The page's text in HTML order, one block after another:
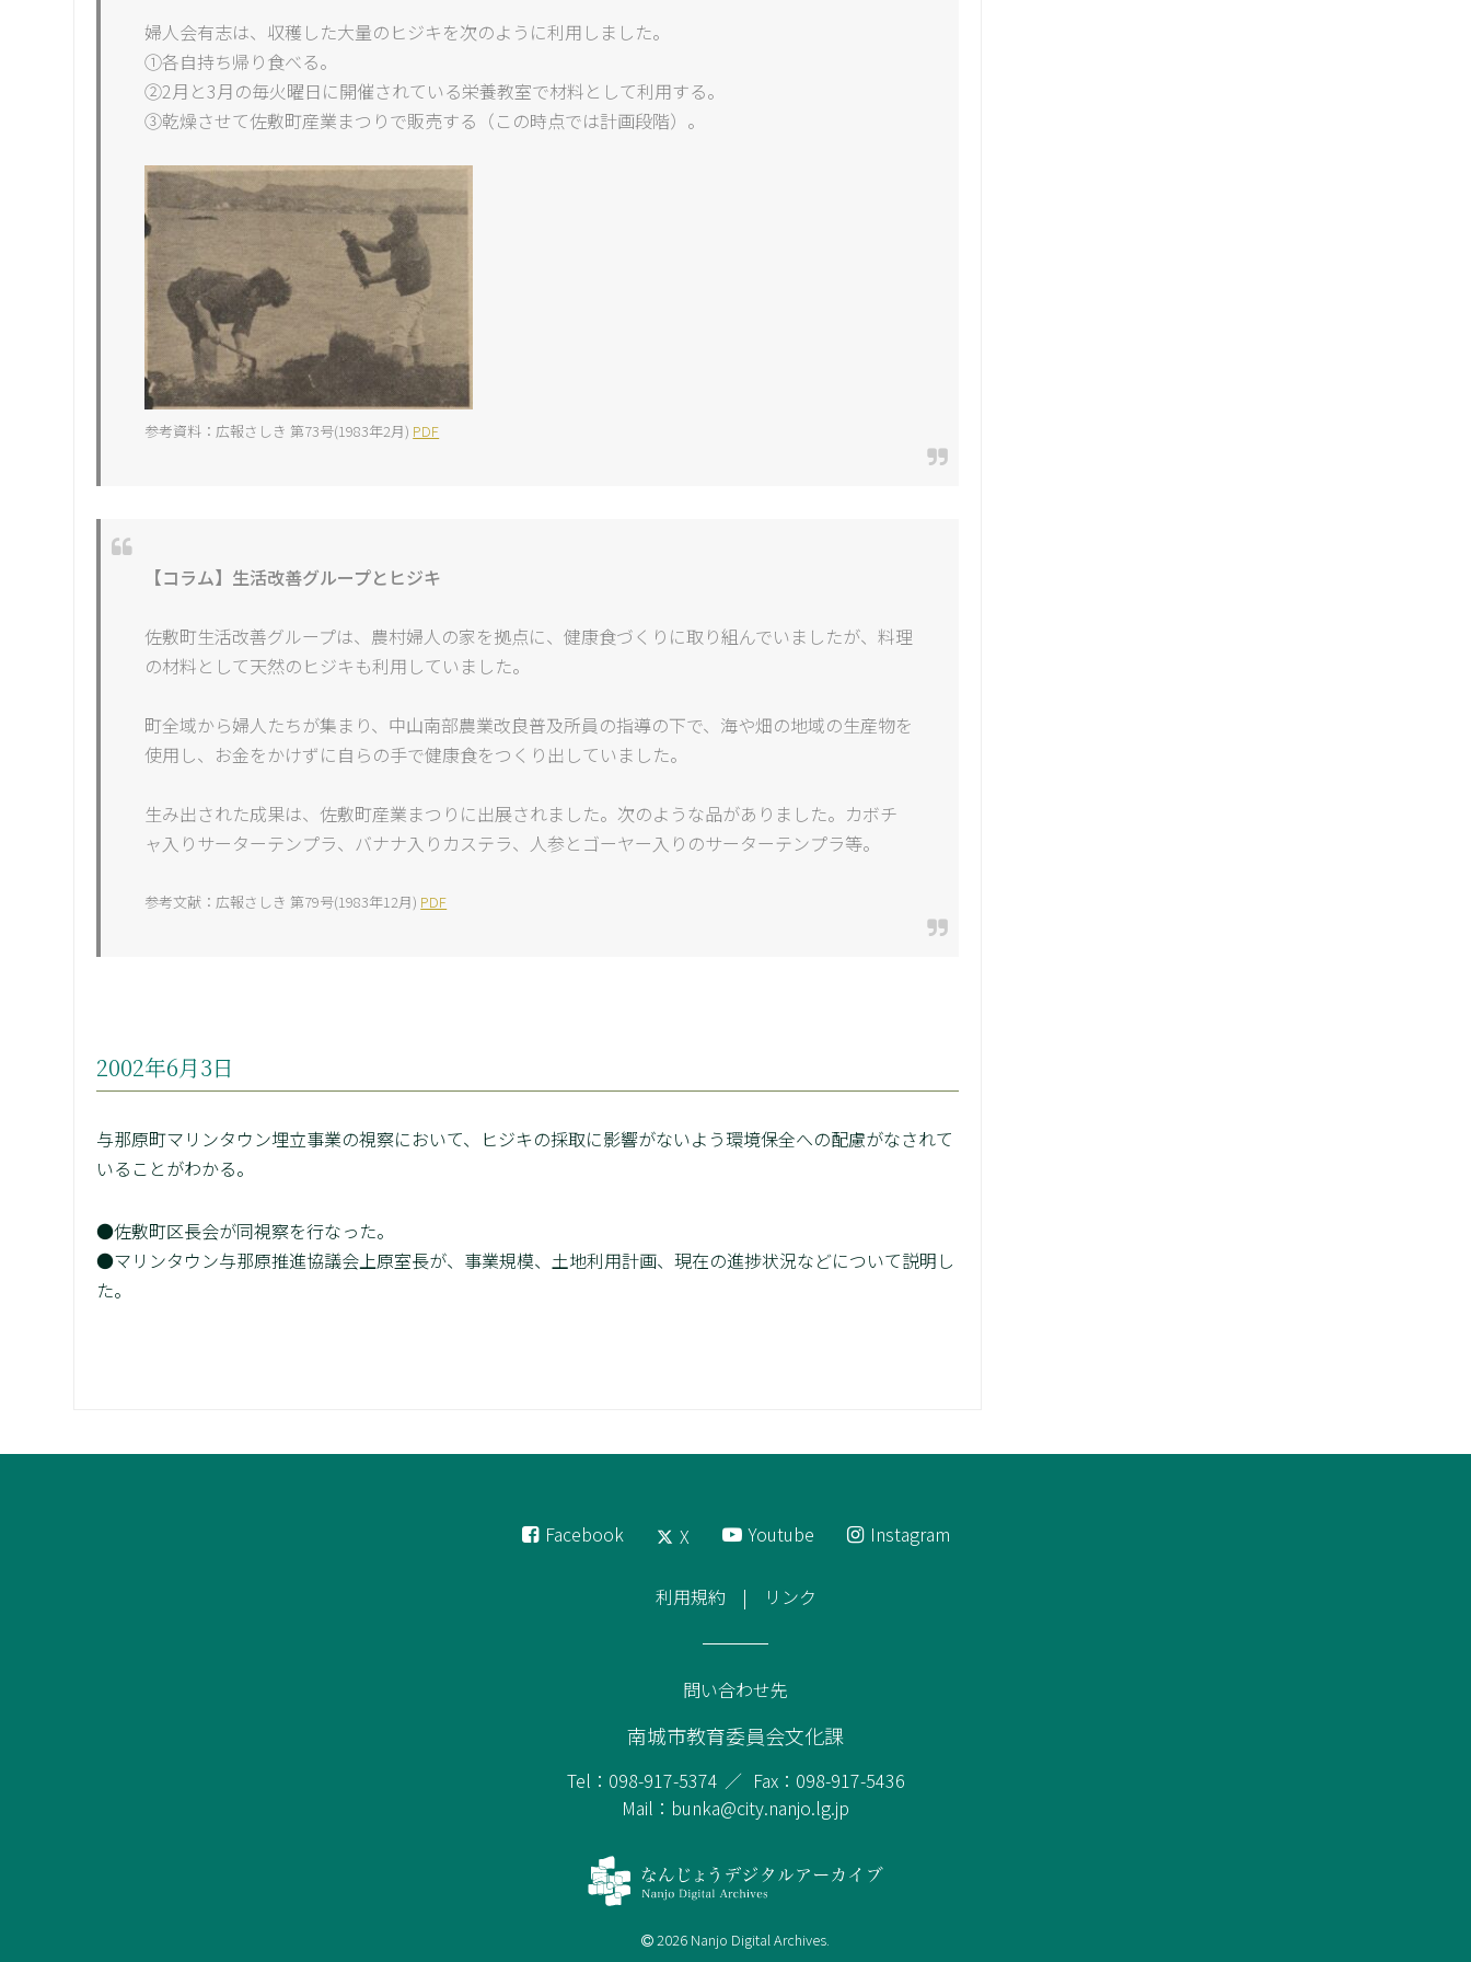
婦人会有志は、収穫した大量のヒジキを次のように利用しました。
①各自持ち帰り食べる。
②2月と3月の毎火曜日に開催されている栄養教室で材料として利用する。
③乾燥させて佐敷町産業まつりで販売する（この時点では計画段階）。
参考資料：広報さしき 第73号(1983年2月) PDF
【コラム】生活改善グループとヒジキ
佐敷町生活改善グループは、農村婦人の家を拠点に、健康食づくりに取り組んでいましたが、料理
の材料として天然のヒジキも利用していました。
町全域から婦人たちが集まり、中山南部農業改良普及所員の指導の下で、海や畑の地域の生産物を
使用し、お金をかけずに自らの手で健康食をつくり出していました。
生み出された成果は、佐敷町産業まつりに出展されました。次のような品がありました。カボチ
ャ入りサーターテンプラ、バナナ入りカステラ、人参とゴーヤー入りのサーターテンプラ等。
参考文献：広報さしき 第79号(1983年12月) PDF
2002年6月3日
与那原町マリンタウン埋立事業の視察において、ヒジキの採取に影響がないよう環境保全への配慮がなされて
いることがわかる。
●佐敷町区長会が同視察を行なった。
●マリンタウン与那原推進協議会上原室長が、事業規模、土地利用計画、現在の進捗状況などについて説明し
た。
Facebook X Youtube Instagram
利用規約 リンク
問い合わせ先
南城市教育委員会文化課
Tel：098-917-5374
Fax：098-917-5436
Mail：bunka@city.nanjo.lg.jp
2026 Nanjo Digital Archives.